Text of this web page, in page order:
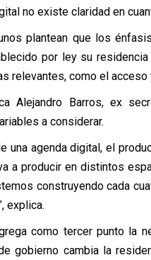
no existe claridad en
plantean que los
por ley su
relevantes, como el acceso
Alejandro Barros, ex
a considerar.
una agenda digital, el
a producir en distintos
construyendo cada
explica.
como tercer punto la
gobierno cambia la